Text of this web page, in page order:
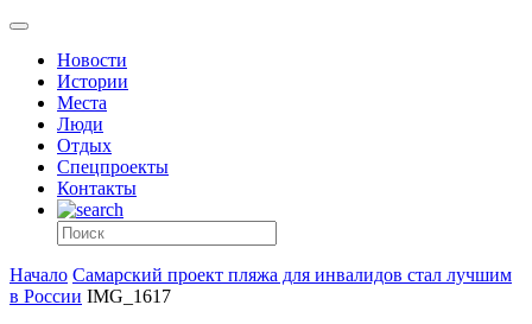
Новости
Истории
Места
Люди
Отдых
Спецпроекты
Контакты
Начало Самарский проект пляжа для инвалидов стал лучшим
в России IMG_1617